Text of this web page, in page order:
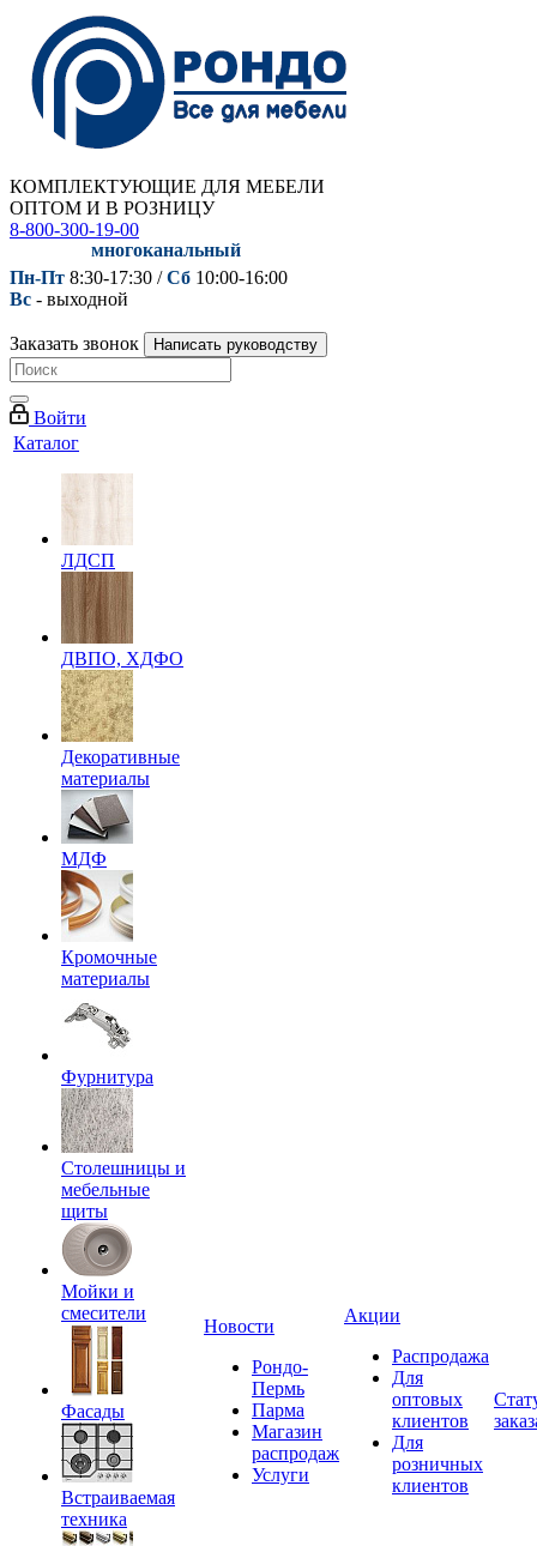
КОМПЛЕКТУЮЩИЕ ДЛЯ МЕБЕЛИ
ОПТОМ И В РОЗНИЦУ
8-800-300-19-00
многоканальный
Пн-Пт 8:30-17:30 /Сб 10:00-16:00
Вс - выходной
Заказать звонок Написать руководству
Войти
Каталог
ЛДСП
ДВПО, ХДФО
Декоративные
материалы
МДФ
Кромочные
материалы
Фурнитура
Столешницы и
мебельные
щиты
Мойки и
смесители
Фасады
Встраиваемая
техника
Новости
Рондо-
Пермь
Парма
Магазин
распродаж
Услуги
Акции
Распродажа
Для
оптовых
клиентов
Для
розничных
клиентов